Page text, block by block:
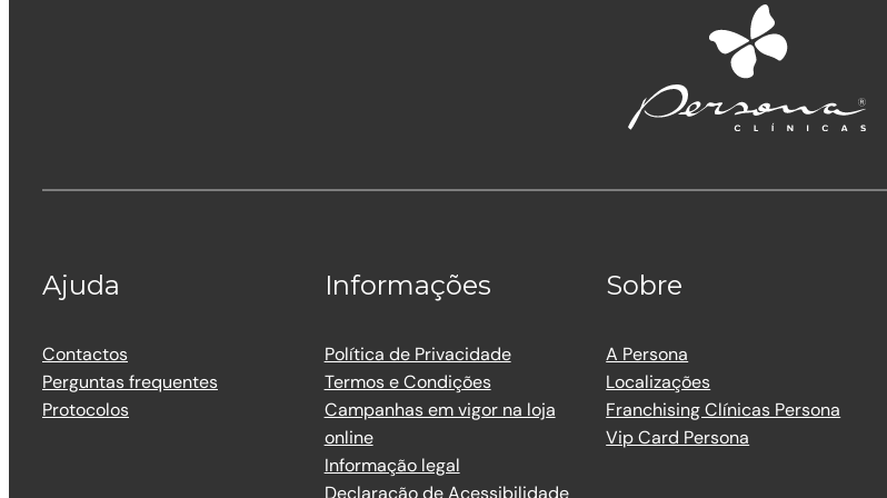
Ajuda
Contactos
Perguntas frequentes
Protocolos
Informações
Política de Privacidade
Termos e Condições
Campanhas em vigor na loja
online
Informação legal
Declaração de Acessibilidade
Sobre
A Persona
Localizações
Franchising Clínicas Persona
Vip Card Persona